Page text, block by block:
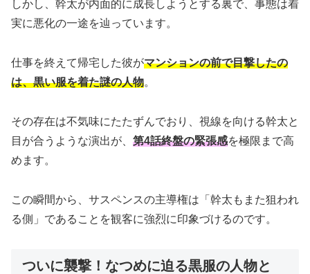
しかし、幹太が内面的に成長しようとする裏で、事態は着
実に悪化の一途を辿っています。
仕事を終えて帰宅した彼がマンションの前で目撃したの
は、黒い服を着た謎の人物。
その存在は不気味にたたずんでおり、視線を向ける幹太と
目が合うような演出が、 第4話終盤の緊張感を極限まで高
めます。
この瞬間から、サスペンスの主導権は「幹太もまた狙われ
る側」であることを観客に強烈に印象づけるのです。
ついに襲撃！なつめに迫る黒服の人物と